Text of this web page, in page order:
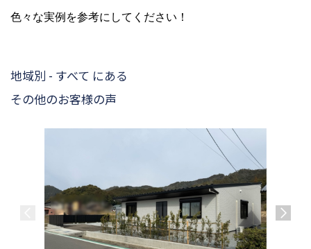
色々な実例を参考にしてください！
地域別 - すべて にある
その他のお客様の声